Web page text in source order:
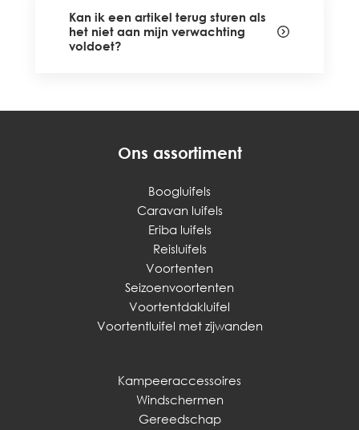
Kan ik een artikel terug sturen als
het niet aan mijn verwachting
voldoet?
Ons assortiment
Boogluifels
Caravan luifels
Eriba luifels
Reisluifels
Voortenten
Seizoenvoortenten
Voortentdakluifel
Voortentluifel met zijwanden
Kampeeraccessoires
Windschermen
Gereedschap